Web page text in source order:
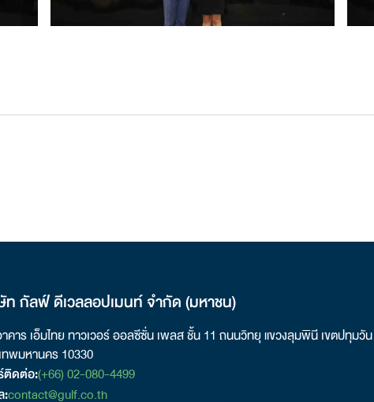
ท กัลฟ์ ดีเวลลอปเมนท์ จำกัด (มหาชน)
คาร เอ็มไทย ทาวเวอร์ ออลซีซั่น เพลส ชั้น 11 ถนนวิทยุแขวงลุมพินีเขตปทุมวัน
ทพมหานคร 10330
ติดต่อ:(+66) 02-080-4499
:contact@gulf.co.th